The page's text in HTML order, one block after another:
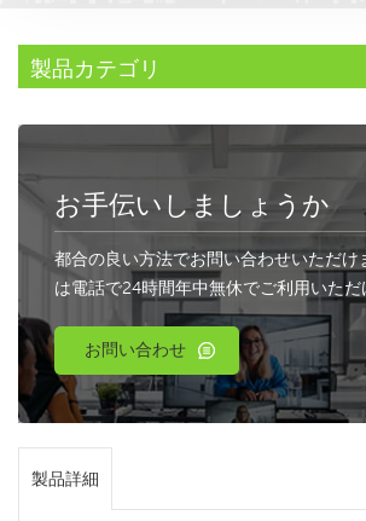
製品カテゴリ
お手伝いしましょうか
都合の良い方法でお問い合わせいただけ
は電話で24時間年中無休でご利用いただ
お問い合わせ
製品詳細